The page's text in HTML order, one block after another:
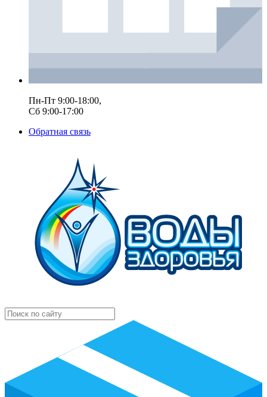
Пн-Пт 9:00-18:00,
Сб 9:00-17:00
Обратная связь